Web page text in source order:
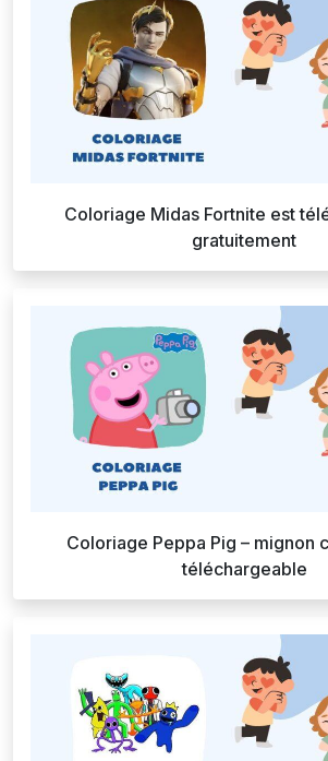
Coloriage Midas Fortnite est
gratuitement
Coloriage Peppa Pig – mignon
téléchargeable